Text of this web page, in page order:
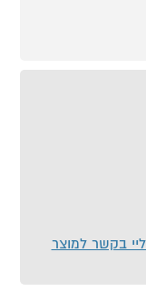
בקשר למוצר